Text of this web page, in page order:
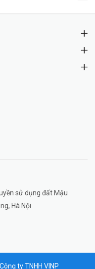
sử dụng đất Mậu
Hà Nội
ty TNHH VINP